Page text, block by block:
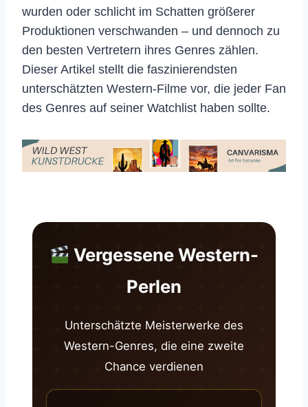
wurden oder schlicht im Schatten größerer
Produktionen verschwanden – und dennoch zu
den besten Vertretern ihres Genres zählen.
Dieser Artikel stellt die faszinierendsten
unterschätzten Western-Filme vor, die jeder Fan
des Genres auf seiner Watchlist haben sollte.
Vergessene Western-
Perlen
Unterschätzte Meisterwerke des
Western-Genres, die eine zweite
Chance verdienen